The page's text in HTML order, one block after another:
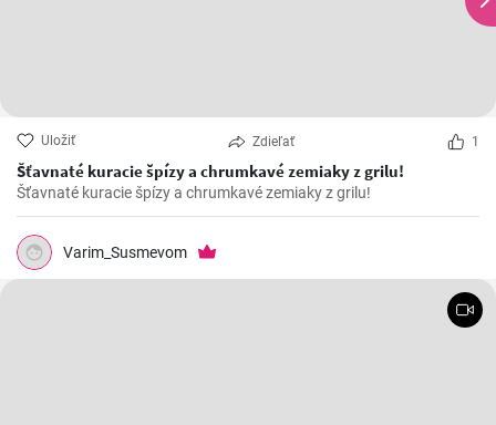
Uložiť Zdieľať 1
Šťavnaté kuracie špízy a chrumkavé zemiaky z grilu!
Šťavnaté kuracie špízy a chrumkavé zemiaky z grilu!
Varim_Susmevom